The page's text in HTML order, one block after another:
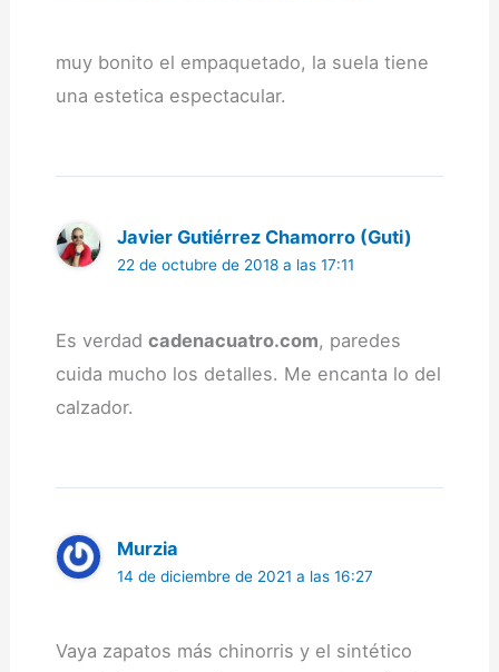
muy bonito el empaquetado, la suela tiene
una estetica espectacular.
Javier Gutiérrez Chamorro (Guti)
22 de octubre de 2018 a las 17:11
Es verdad cadenacuatro.com, paredes
cuida mucho los detalles. Me encanta lo del
calzador.
Murzia
14 de diciembre de 2021 a las 16:27
Vaya zapatos más chinorris y el sintético